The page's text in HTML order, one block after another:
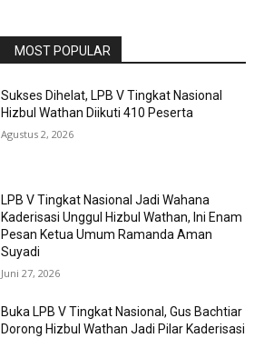
MOST POPULAR
Sukses Dihelat, LPB V Tingkat Nasional
Hizbul Wathan Diikuti 410 Peserta
Agustus 2, 2026
LPB V Tingkat Nasional Jadi Wahana
Kaderisasi Unggul Hizbul Wathan, Ini Enam
Pesan Ketua Umum Ramanda Aman
Suyadi
Juni 27, 2026
Buka LPB V Tingkat Nasional, Gus Bachtiar
Dorong Hizbul Wathan Jadi Pilar Kaderisasi